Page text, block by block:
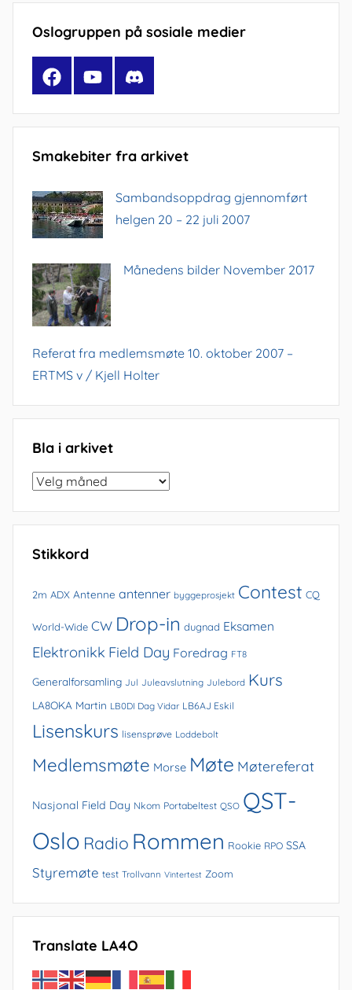
Oslogruppen på sosiale medier
FacebookYouTubeDiscord
Smakebiter fra arkivet
Sambandsoppdrag gjennomført
helgen 20 – 22 juli 2007
Månedens bilder November 2017
Referat fra medlemsmøte 10. oktober 2007 –
ERTMS v / Kjell Holter
Bla i arkivet
Bla
arkivet
Stikkord
2m ADX Antenne antenner byggeprosjekt Contest CQ
World-Wide CW Drop-in dugnad Eksamen
Elektronikk Field Day Foredrag FT8
Generalforsamling Jul Juleavslutning Julebord Kurs
LA8OKA Martin LB0DI Dag Vidar LB6AJ Eskil
Lisenskurs lisensprøve Loddebolt
Medlemsmøte Morse Møte Møtereferat
Nasjonal Field Day Nkom Portabeltest QSO QST-
Oslo Radio Rommen Rookie RPO SSA
Styremøte test Trollvann Vintertest Zoom
Translate LA4O